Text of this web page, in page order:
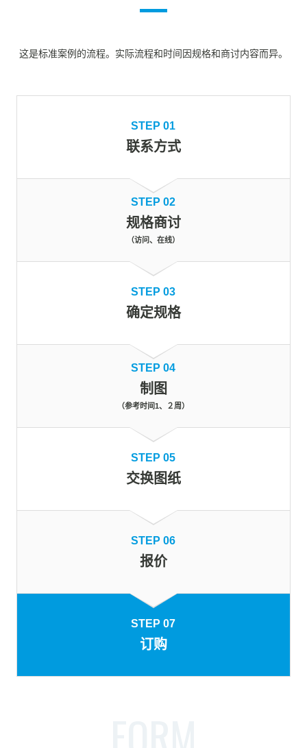
这是标准案例的流程。实际流程和时间因规格和商讨内容而异。
STEP 01
联系方式
STEP 02
规格商讨
（访问、在线）
STEP 03
确定规格
STEP 04
制图
（参考时间1、２周）
STEP 05
交换图纸
STEP 06
报价
STEP 07
订购
FORM